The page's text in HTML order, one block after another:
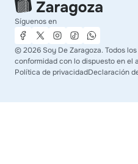
Síguenos en
©2026 Soy De Zaragoza. Todos
conformidad con lo dispuesto en el
Política de privacidadDeclaración